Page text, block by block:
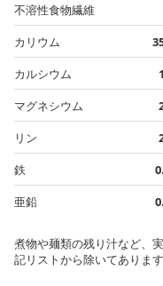
不溶性食物繊維
カリウム
カルシウム
マグネシウム
リン
鉄
亜鉛
煮物や麺類の残り汁など、
記リストから除いてあります